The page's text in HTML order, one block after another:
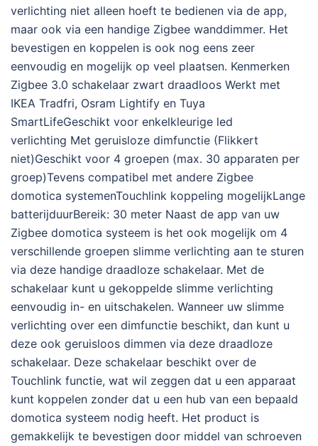
verlichting niet alleen hoeft te bedienen via de app,
maar ook via een handige Zigbee wanddimmer. Het
bevestigen en koppelen is ook nog eens zeer
eenvoudig en mogelijk op veel plaatsen. Kenmerken
Zigbee 3.0 schakelaar zwart draadloos Werkt met
IKEA Tradfri, Osram Lightify en Tuya
SmartLifeGeschikt voor enkelkleurige led
verlichting Met geruisloze dimfunctie (Flikkert
niet)Geschikt voor 4 groepen (max. 30 apparaten per
groep)Tevens compatibel met andere Zigbee
domotica systemenTouchlink koppeling mogelijkLange
batterijduurBereik: 30 meter Naast de app van uw
Zigbee domotica systeem is het ook mogelijk om 4
verschillende groepen slimme verlichting aan te sturen
via deze handige draadloze schakelaar. Met de
schakelaar kunt u gekoppelde slimme verlichting
eenvoudig in- en uitschakelen. Wanneer uw slimme
verlichting over een dimfunctie beschikt, dan kunt u
deze ook geruisloos dimmen via deze draadloze
schakelaar. Deze schakelaar beschikt over de
Touchlink functie, wat wil zeggen dat u een apparaat
kunt koppelen zonder dat u een hub van een bepaald
domotica systeem nodig heeft. Het product is
gemakkelijk te bevestigen door middel van schroeven